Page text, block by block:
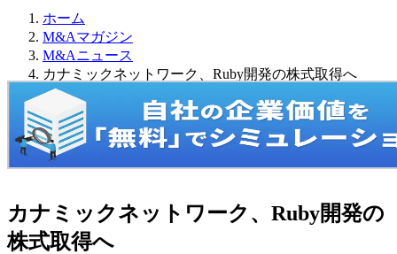
ホーム
M&Aマガジン
M&Aニュース
カナミックネットワーク、Ruby開発の株式取得へ
カナミックネットワーク、Ruby開発の
株式取得へ